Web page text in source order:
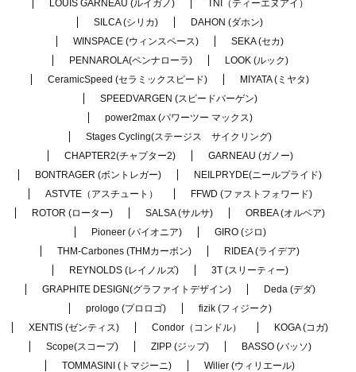
LOUIS GARNEAU (ルイガノ)
TNI（ティーエヌアイ）
SILCA (シリカ)
DAHON (ダホン)
WINSPACE (ウィンスペース)
SEKA (セカ)
PENNAROLA(ペンナローラ)
LOOK (ルック)
CeramicSpeed (セラミックスピード)
MIYATA (ミヤタ)
SPEEDVARGEN (スピードバーゲン)
power2max (パワーツー マックス)
Stages Cycling(ステージス サイクリング)
CHAPTER2(チャプター2)
GARNEAU (ガノー)
BONTRAGER (ボントレガー)
NEILPRYDE(ニールプライド)
ASTVTE（アスチュート）
FFWD (ファストフォワード)
ROTOR (ローター)
SALSA (サルサ)
ORBEA (オルベア)
Pioneer (パイオニア)
GIRO (ジロ)
THM-Carbones (THMカーボン)
RIDEA (ライデア)
REYNOLDS (レイノルズ)
3T (スリーティー)
GRAPHITE DESIGN(グラファイトデザイン)
Deda (デダ)
prologo (プロロゴ)
fizik (フィジーク)
XENTIS (ゼンティス)
Condor（コンドル）
KOGA (コガ)
Scope(スコープ)
ZIPP (ジップ)
BASSO (バッソ)
TOMMASINI (トマジーニ)
Wilier (ウィリエール)